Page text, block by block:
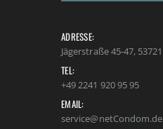
ADRESSE:
Jägerstraße 45-47,
TEL:
+49 2241 920 95 95
EMAIL:
service@netCondom.de